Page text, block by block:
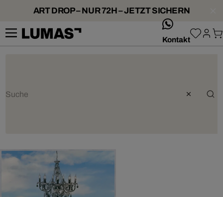
ART DROP – NUR 72H – JETZT SICHERN
Kontakt